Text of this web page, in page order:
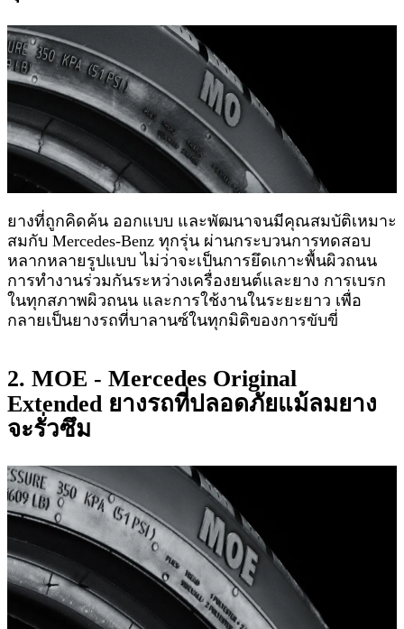
ยางที่ถูกคิดค้น ออกแบบ และพัฒนาจนมีคุณสมบัติเหมาะ
สมกับ Mercedes-Benz ทุกรุ่น ผ่านกระบวนการทดสอบ
หลากหลายรูปแบบ ไม่ว่าจะเป็นการยึดเกาะพื้นผิวถนน
การทำงานร่วมกันระหว่างเครื่องยนต์และยาง การเบรก
ในทุกสภาพผิวถนน และการใช้งานในระยะยาว เพื่อ
กลายเป็นยางรถที่บาลานซ์ในทุกมิติของการขับขี่
2. MOE - Mercedes Original
Extended ยางรถที่ปลอดภัยแม้ลมยาง
จะรั่วซึม